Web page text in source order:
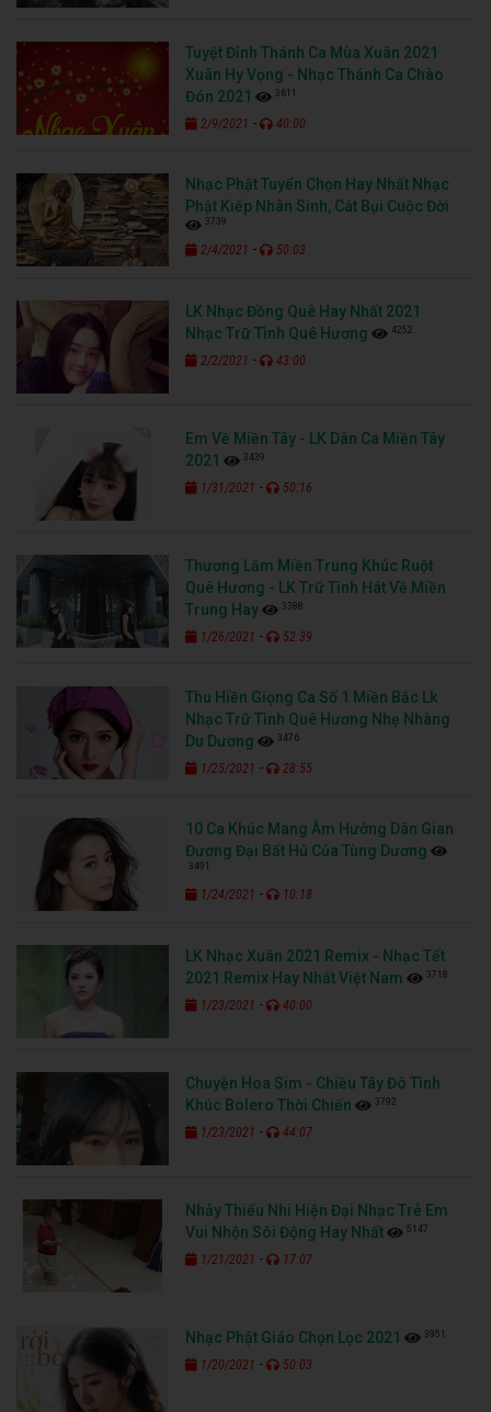
Tuyệt Đỉnh Thánh Ca Mùa Xuân 2021
Xuân Hy Vọng - Nhạc Thánh Ca Chào
Đón 2021
3611
2/9/2021 - 40:00
Nhạc Phật Tuyển Chọn Hay Nhất Nhạc
Phật Kiếp Nhân Sinh, Cát Bụi Cuộc Đời
3739
2/4/2021 - 50:03
LK Nhạc Đồng Quê Hay Nhất 2021
Nhạc Trữ Tình Quê Hương
4252
2/2/2021 - 43:00
Em Về Miền Tây - LK Dân Ca Miền Tây
2021
3439
1/31/2021 - 50:16
Thương Lắm Miền Trung Khúc Ruột
Quê Hương - LK Trữ Tình Hát Về Miền
Trung Hay
3388
1/26/2021 - 52:39
Thu Hiền Giọng Ca Số 1 Miền Bắc Lk
Nhạc Trữ Tình Quê Hương Nhẹ Nhàng
Du Dương
3476
1/25/2021 - 28:55
10 Ca Khúc Mang Âm Hưởng Dân Gian
Đương Đại Bất Hủ Của Tùng Dương
3491
1/24/2021 - 10:18
LK Nhạc Xuân 2021 Remix - Nhạc Tết
2021 Remix Hay Nhất Việt Nam
3718
1/23/2021 - 40:00
Chuyện Hoa Sim - Chiều Tây Đô Tình
Khúc Bolero Thời Chiến
3792
1/23/2021 - 44:07
Nhảy Thiếu Nhi Hiện Đại Nhạc Trẻ Em
Vui Nhộn Sôi Động Hay Nhất
5147
1/21/2021 - 17:07
Nhạc Phật Giáo Chọn Lọc 2021 3951
1/20/2021 - 50:03